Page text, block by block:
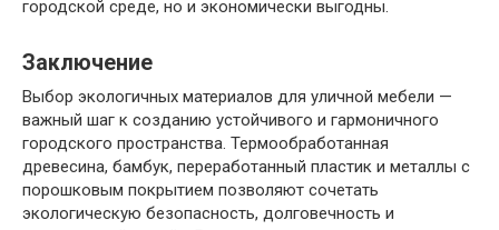
городской среде, но и экономически выгодны.
Заключение
Выбор экологичных материалов для уличной мебели —
важный шаг к созданию устойчивого и гармоничного
городского пространства. Термообработанная
древесина, бамбук, переработанный пластик и металлы с
порошковым покрытием позволяют сочетать
экологическую безопасность, долговечность и